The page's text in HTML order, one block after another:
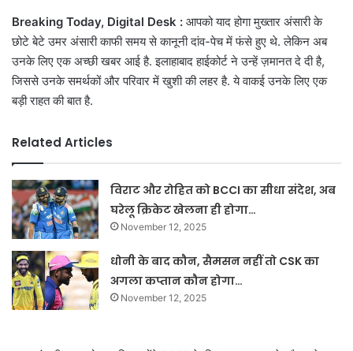
Breaking Today, Digital Desk : आपको याद होगा मुख्तार अंसारी के
छोटे बेटे उमर अंसारी काफी समय से कानूनी दांव-पेच में फंसे हुए थे. लेकिन अब
उनके लिए एक अच्छी खबर आई है. इलाहाबाद हाईकोर्ट ने उन्हें ज़मानत दे दी है,
जिससे उनके समर्थकों और परिवार में खुशी की लहर है. ये वाकई उनके लिए एक
बड़ी राहत की बात है.
Related Articles
विराट और रोहित को BCCI का सीधा संदेश, अब
घरेलू क्रिकेट खेलना ही होगा…
November 12, 2025
धोनी के बाद कौन, सैमसन नहीं तो CSK का
अगला कप्तान कौन होगा…
November 12, 2025